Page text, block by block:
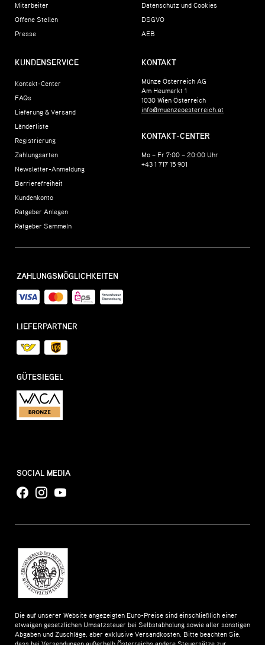
Mitarbeiter
Offene Stellen
Presse
Datenschutz und Cookies
DSGVO
AEB
KUNDENSERVICE
Kontakt-Center
FAQs
Lieferung & Versand
Länderliste
Registrierung
Zahlungsarten
Newsletter-Anmeldung
Barrierefreiheit
Kundenkonto
Ratgeber Anlegen
Ratgeber Sammeln
KONTAKT
Münze Österreich AG
Am Heumarkt 1
1030 Wien Österreich
info@muenzeoesterreich.at
KONTAKT-CENTER
Mo – Fr 7:00 – 20:00 Uhr
+43 1 717 15 901
ZAHLUNGSMÖGLICHKEITEN
LIEFERPARTNER
GÜTESIEGEL
SOCIAL MEDIA
Die auf unserer Website angezeigten Euro-Preise sind einschließlich einer
etwaigen gesetzlichen Umsatzsteuer bei Selbstabholung sowie aller sonstigen
Abgaben und Zuschläge, aber exklusive Versandkosten. Bitte beachten Sie,
dass bei Versendungen außerhalb Österreichs andere Steuersätze zur